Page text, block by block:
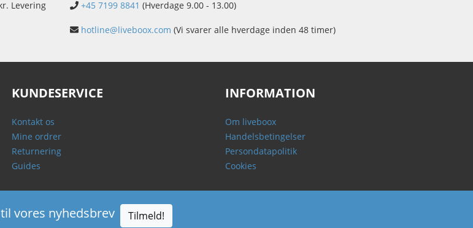
Levering
+45 7199 8841 (Hverdage 9.00 - 13.00)
hotline@liveboox.com (Vi svarer alle hverdage inden 48 timer)
KUNDESERVICE
Kontakt os
Mine ordrer
Returnering
Guides
INFORMATION
Om liveboox
Handelsbetingelser
Persondatapolitik
Cookies
vores nyhedsbrev Tilmeld!